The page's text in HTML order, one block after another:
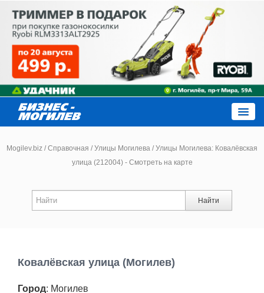
Новости
Mogilev.biz / Справочная / Улицы Могилева /Улицы Могилева: Ковалёвская
улица (212004) - Смотреть на карте
Найти
Ковалёвская улица (Могилев)
Город: Могилев